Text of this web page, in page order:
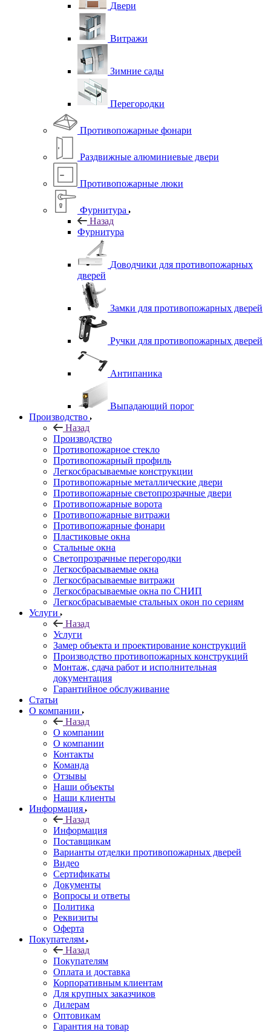
Двери
Витражи
Зимние сады
Перегородки
Противопожарные фонари
Раздвижные алюминиевые двери
Противопожарные люки
Фурнитура
Назад
Фурнитура
Доводчики для противопожарных
дверей
Замки для противопожарных дверей
Ручки для противопожарных дверей
Антипаника
Выпадающий порог
Производство
Назад
Производство
Противопожарное стекло
Противопожарный профиль
Легкосбрасываемые конструкции
Противопожарные металлические двери
Противопожарные светопрозрачные двери
Противопожарные ворота
Противопожарные витражи
Противопожарные фонари
Пластиковые окна
Стальные окна
Светопрозрачные перегородки
Легкосбрасываемые окна
Легкосбрасываемые витражи
Легкосбрасываемые окна по СНИП
Легкосбрасываемые стальных окон по сериям
Услуги
Назад
Услуги
Замер объекта и проектирование конструкций
Производство противопожарных конструкций
Монтаж, сдача работ и исполнительная
документация
Гарантийное обслуживание
Статьи
О компании
Назад
О компании
О компании
Контакты
Команда
Отзывы
Наши объекты
Наши клиенты
Информация
Назад
Информация
Поставщикам
Варианты отделки противопожарных дверей
Видео
Сертификаты
Документы
Вопросы и ответы
Политика
Реквизиты
Оферта
Покупателям
Назад
Покупателям
Оплата и доставка
Корпоративным клиентам
Для крупных заказчиков
Дилерам
Оптовикам
Гарантия на товар